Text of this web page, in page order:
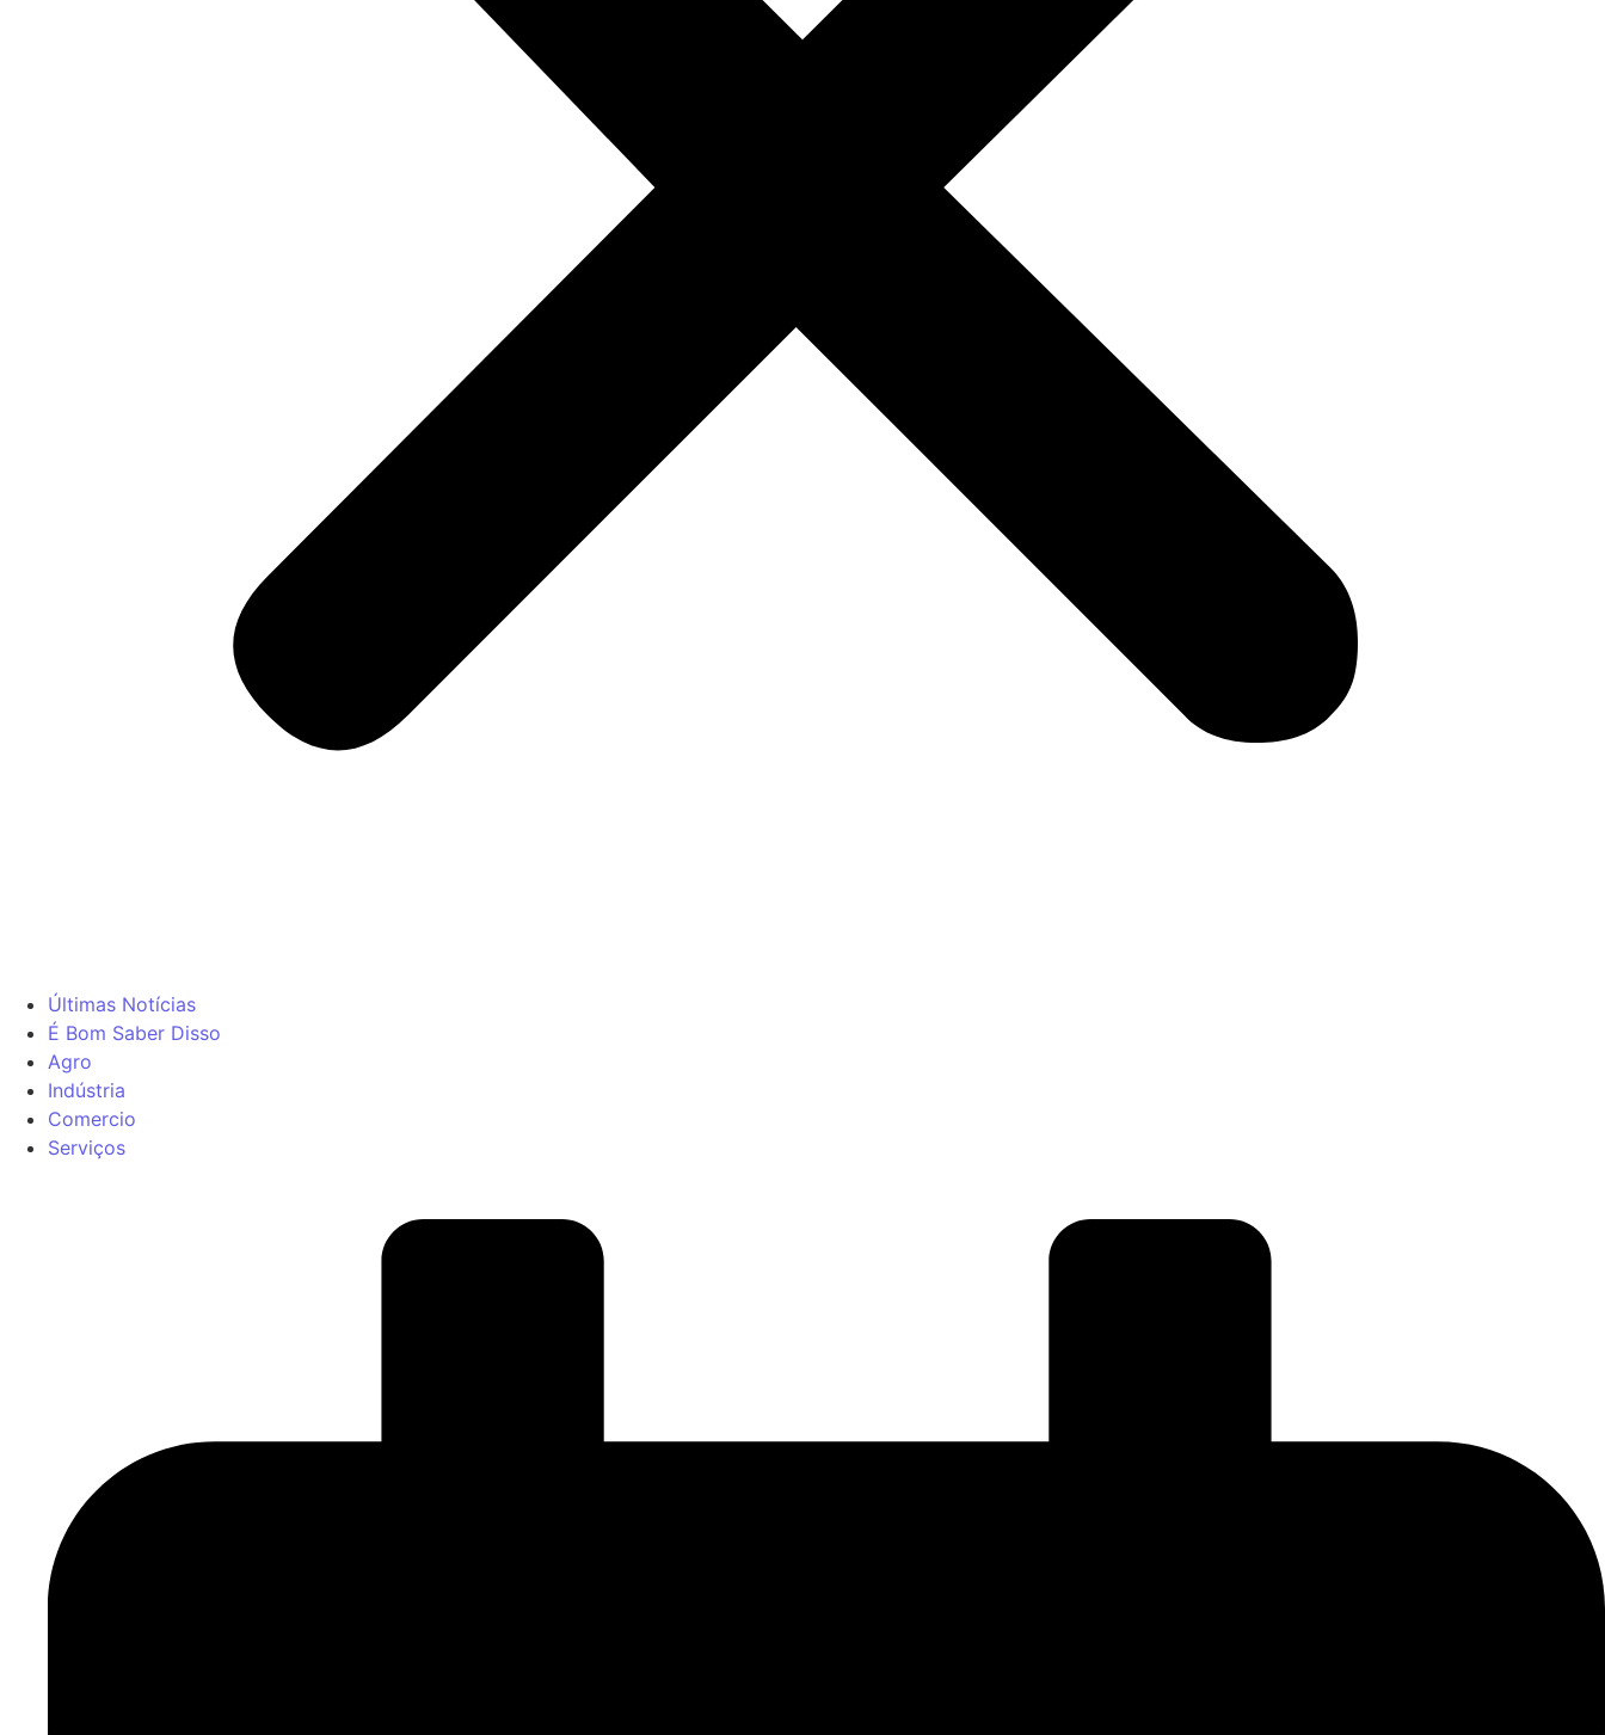
Últimas Notícias
É Bom Saber Disso
Agro
Indústria
Comercio
Serviços